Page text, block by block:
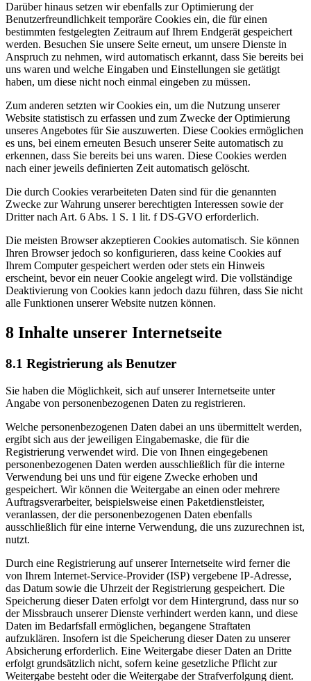
Darüber hinaus setzen wir ebenfalls zur Optimierung der
Benutzerfreundlichkeit temporäre Cookies ein, die für einen
bestimmten festgelegten Zeitraum auf Ihrem Endgerät gespeichert
werden. Besuchen Sie unsere Seite erneut, um unsere Dienste in
Anspruch zu nehmen, wird automatisch erkannt, dass Sie bereits bei
uns waren und welche Eingaben und Einstellungen sie getätigt
haben, um diese nicht noch einmal eingeben zu müssen.
Zum anderen setzten wir Cookies ein, um die Nutzung unserer
Website statistisch zu erfassen und zum Zwecke der Optimierung
unseres Angebotes für Sie auszuwerten. Diese Cookies ermöglichen
es uns, bei einem erneuten Besuch unserer Seite automatisch zu
erkennen, dass Sie bereits bei uns waren. Diese Cookies werden
nach einer jeweils definierten Zeit automatisch gelöscht.
Die durch Cookies verarbeiteten Daten sind für die genannten
Zwecke zur Wahrung unserer berechtigten Interessen sowie der
Dritter nach Art. 6 Abs. 1 S. 1 lit. f DS-GVO erforderlich.
Die meisten Browser akzeptieren Cookies automatisch. Sie können
Ihren Browser jedoch so konfigurieren, dass keine Cookies auf
Ihrem Computer gespeichert werden oder stets ein Hinweis
erscheint, bevor ein neuer Cookie angelegt wird. Die vollständige
Deaktivierung von Cookies kann jedoch dazu führen, dass Sie nicht
alle Funktionen unserer Website nutzen können.
8 Inhalte unserer Internetseite
8.1 Registrierung als Benutzer
Sie haben die Möglichkeit, sich auf unserer Internetseite unter
Angabe von personenbezogenen Daten zu registrieren.
Welche personenbezogenen Daten dabei an uns übermittelt werden,
ergibt sich aus der jeweiligen Eingabemaske, die für die
Registrierung verwendet wird. Die von Ihnen eingegebenen
personenbezogenen Daten werden ausschließlich für die interne
Verwendung bei uns und für eigene Zwecke erhoben und
gespeichert. Wir können die Weitergabe an einen oder mehrere
Auftragsverarbeiter, beispielsweise einen Paketdienstleister,
veranlassen, der die personenbezogenen Daten ebenfalls
ausschließlich für eine interne Verwendung, die uns zuzurechnen ist,
nutzt.
Durch eine Registrierung auf unserer Internetseite wird ferner die
von Ihrem Internet-Service-Provider (ISP) vergebene IP-Adresse,
das Datum sowie die Uhrzeit der Registrierung gespeichert. Die
Speicherung dieser Daten erfolgt vor dem Hintergrund, dass nur so
der Missbrauch unserer Dienste verhindert werden kann, und diese
Daten im Bedarfsfall ermöglichen, begangene Straftaten
aufzuklären. Insofern ist die Speicherung dieser Daten zu unserer
Absicherung erforderlich. Eine Weitergabe dieser Daten an Dritte
erfolgt grundsätzlich nicht, sofern keine gesetzliche Pflicht zur
Weitergabe besteht oder die Weitergabe der Strafverfolgung dient.